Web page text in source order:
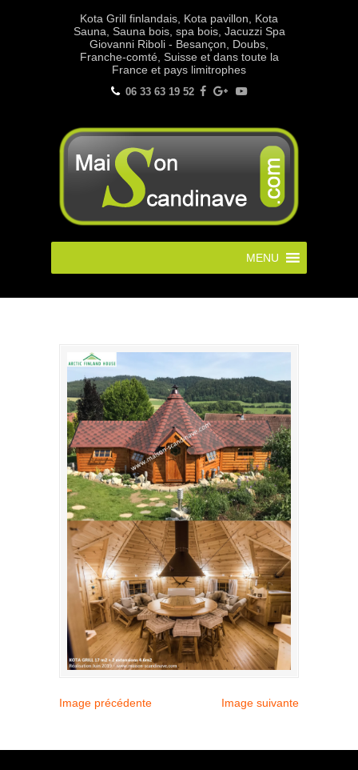
Kota Grill finlandais, Kota pavillon, Kota
Sauna, Sauna bois, spa bois, Jacuzzi Spa
Giovanni Riboli - Besançon, Doubs,
Franche-comté, Suisse et dans toute la
France et pays limitrophes
06 33 63 19 52
MENU
Image précédente Image suivante